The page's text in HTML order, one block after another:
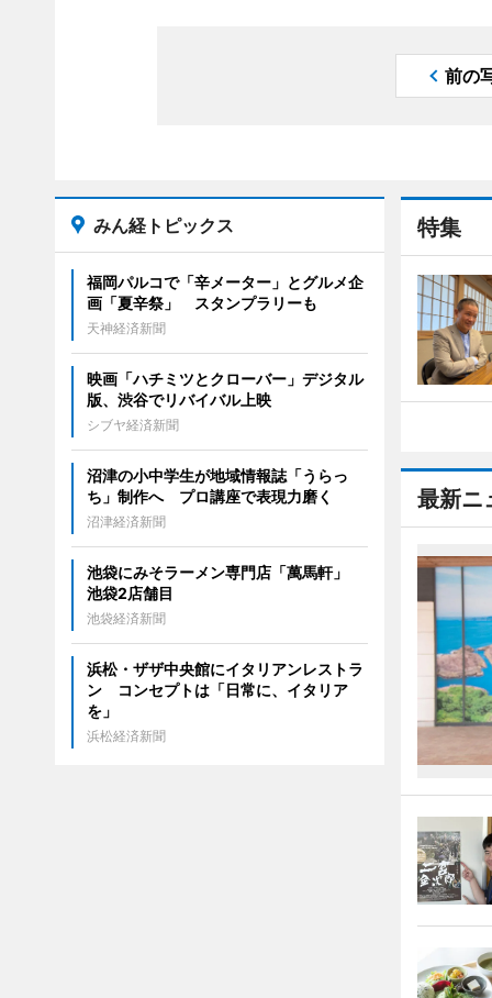
前の
特集
最新ニ
みん経トピックス
福岡パルコで「辛メーター」とグルメ企
画「夏辛祭」 スタンプラリーも
天神経済新聞
映画「ハチミツとクローバー」デジタル
版、渋谷でリバイバル上映
シブヤ経済新聞
沼津の小中学生が地域情報誌「うらっ
ち」制作へ プロ講座で表現力磨く
沼津経済新聞
池袋にみそラーメン専門店「萬馬軒」
池袋2店舗目
池袋経済新聞
浜松・ザザ中央館にイタリアンレストラ
ン コンセプトは「日常に、イタリア
を」
浜松経済新聞